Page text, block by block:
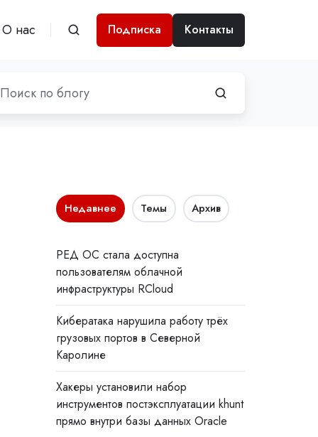
О нас Подписка Контакты
Недавнее Темы Архив
РЕД ОС стала доступна
пользователям облачной
инфраструктуры RCloud
Кибератака нарушила работу трёх
грузовых портов в Северной
Каролине
Хакеры установили набор
инструментов постэксплуатации khunt
прямо внутри базы данных Oracle